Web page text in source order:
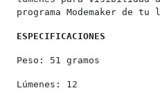
programa Modemaker de
ESPECIFICACIONES
Peso: 51 gramos
Lúmenes: 12